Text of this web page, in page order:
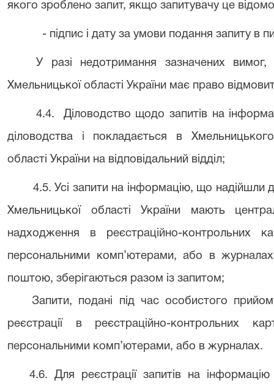
якого зроблено запит, якщо запитувачу це
- підпис і дату за умови подання запиту в
У разі недотримання зазначених вимог,
Хмельницької області України має право
4.4. Діловодство щодо запитів на
діловодства і покладається в
області України на відповідальний відділ;
4.5. Усі запити на інформацію, що надійшли
Хмельницької області України мають
надходження в реєстраційно-контрольних
персональними комп’ютерами, або в
поштою, зберігаються разом із запитом;
Запити, подані під час особистого
реєстрації в реєстраційно-контрольних
персональними комп’ютерами, або в журналах.
4.6. Для реєстрації запитів на